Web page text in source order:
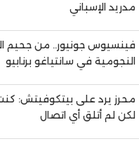
مدريد الإسباني
فينسيوس جونيور.. من جحيم
النجومية في سانتياغو برنابيو
محرز يرد على بيتكوفيتش:
لكن لم أتلق أي اتصال